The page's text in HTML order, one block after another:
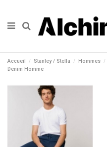
Accueil Stanley / Stella Hommes
Denim Homme